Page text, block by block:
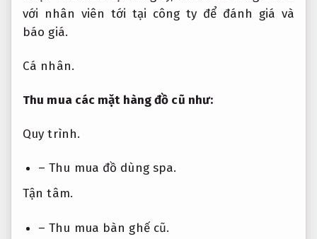
với nhân viên tới tại công ty để đánh giá và
báo giá.
Cá nhân.
Thu mua các mặt hàng đồ cũ như:
Quy trình.
– Thu mua đồ dùng spa.
Tận tâm.
– Thu mua bàn ghế cũ.